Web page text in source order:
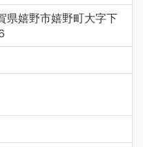
県嬉野市嬉野町大字下